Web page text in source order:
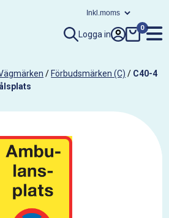
Logga in
0
/ Förbudsmärken (C) / C40-4